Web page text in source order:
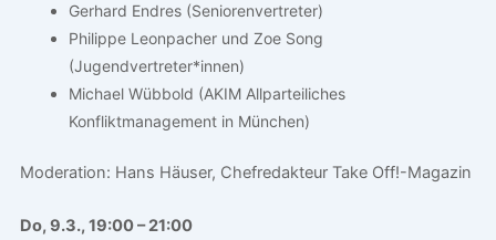
Gerhard Endres (Seniorenvertreter)
Philippe Leonpacher und Zoe Song
(Jugendvertreter*innen)
Michael Wübbold (AKIM Allparteiliches
Konfliktmanagement in München)
Moderation: Hans Häuser, Chefredakteur Take Off!-Magazin
Do, 9.3., 19:00 – 21:00